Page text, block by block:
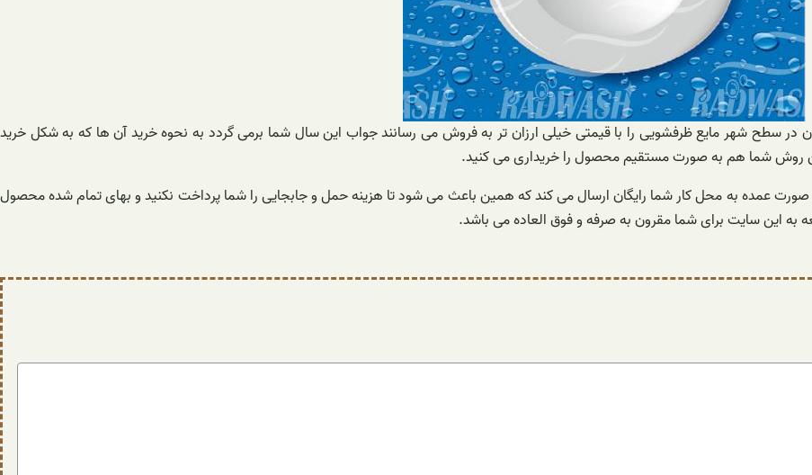
در سطح شهر مایع ظرفشویی را با قیمتی خیلی ارزان تر به فروش می رسانند جواب این سال شما برمی گردد به نحوه خرید آن ها که به شکل خرید
روش شما هم به صورت مستقیم محصول را خریداری می کنید.
عمده به محل کار شما رایگان ارسال می کند که همین باعث می شود تا هزینه حمل و جابجایی را شما پرداخت نکنید و بهای تمام شده محصول
به این سایت برای شما مقرون به صرفه و فوق العاده می باشد.